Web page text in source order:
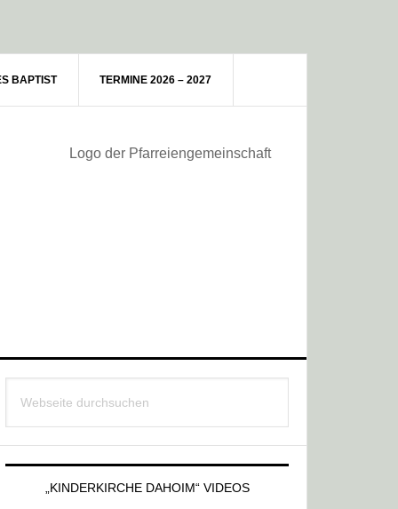
BAPTIST TERMINE 2026 – 2027
Haupt-
Sidebar
durchsuchen
„KINDERKIRCHE DAHOIM“ VIDEOS